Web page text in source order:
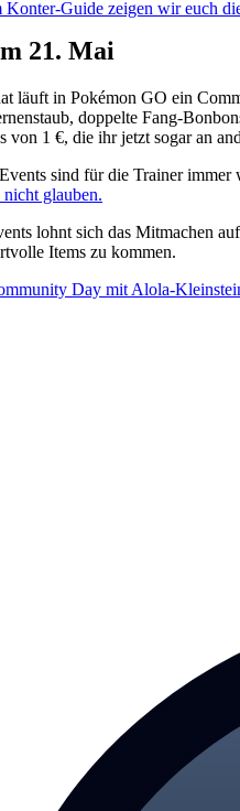
Konter-Guide zeigen wir euch
21. Mai
läuft in Pokémon GO ein
doppelte Fang-
von 1 €, die ihr jetzt sogar an
sind für die Trainer
glauben.
lohnt sich das Mitmachen
Items zu kommen.
Day mit Alola-